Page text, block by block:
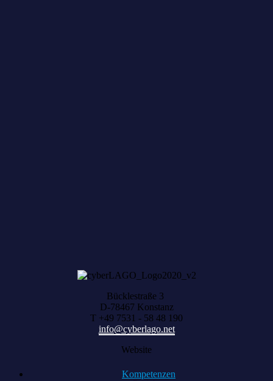
Bücklestraße 3
D-78467 Konstanz
T +49 7531 - 58 48 190
info@cyberlago.net
Website
Kompetenzen